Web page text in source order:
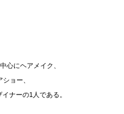
心にヘアメイク、
ョー、
ナーの1人である。